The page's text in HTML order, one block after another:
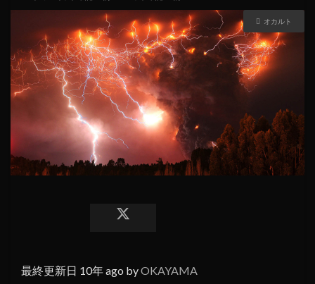
オカルト
最終更新日 10年 ago byOKAYAMA